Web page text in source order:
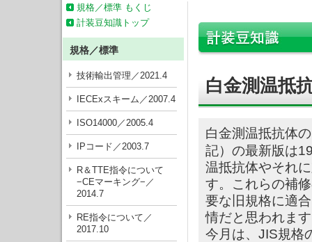
規格／標準 もくじ
計装豆知識トップ
規格／標準
技術輸出管理／2021.4
IECExスキーム／2007.4
ISO14000／2005.4
IPコード／2003.7
R＆TTE指令について
−CEマーキング−／
2014.7
RE指令について／
2017.10
白金測温抵
白金測温抵抗体
記）の最新版は
温抵抗体やそれ
す。これらの補
要な旧規格に適
情だと思われま
今月は、JIS規格